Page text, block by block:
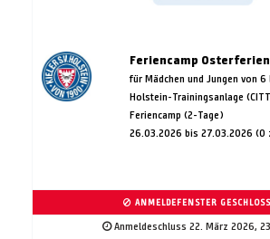
Feriencamp
für Mädchen und Jungen von 6
Holstein-Trainingsanlage (CITTI
Feriencamp (2-Tage)
26.03.2026 bis 27.03.2026 (0
ANMELDEFENSTER
Anmeldeschluss 22. März 2026,